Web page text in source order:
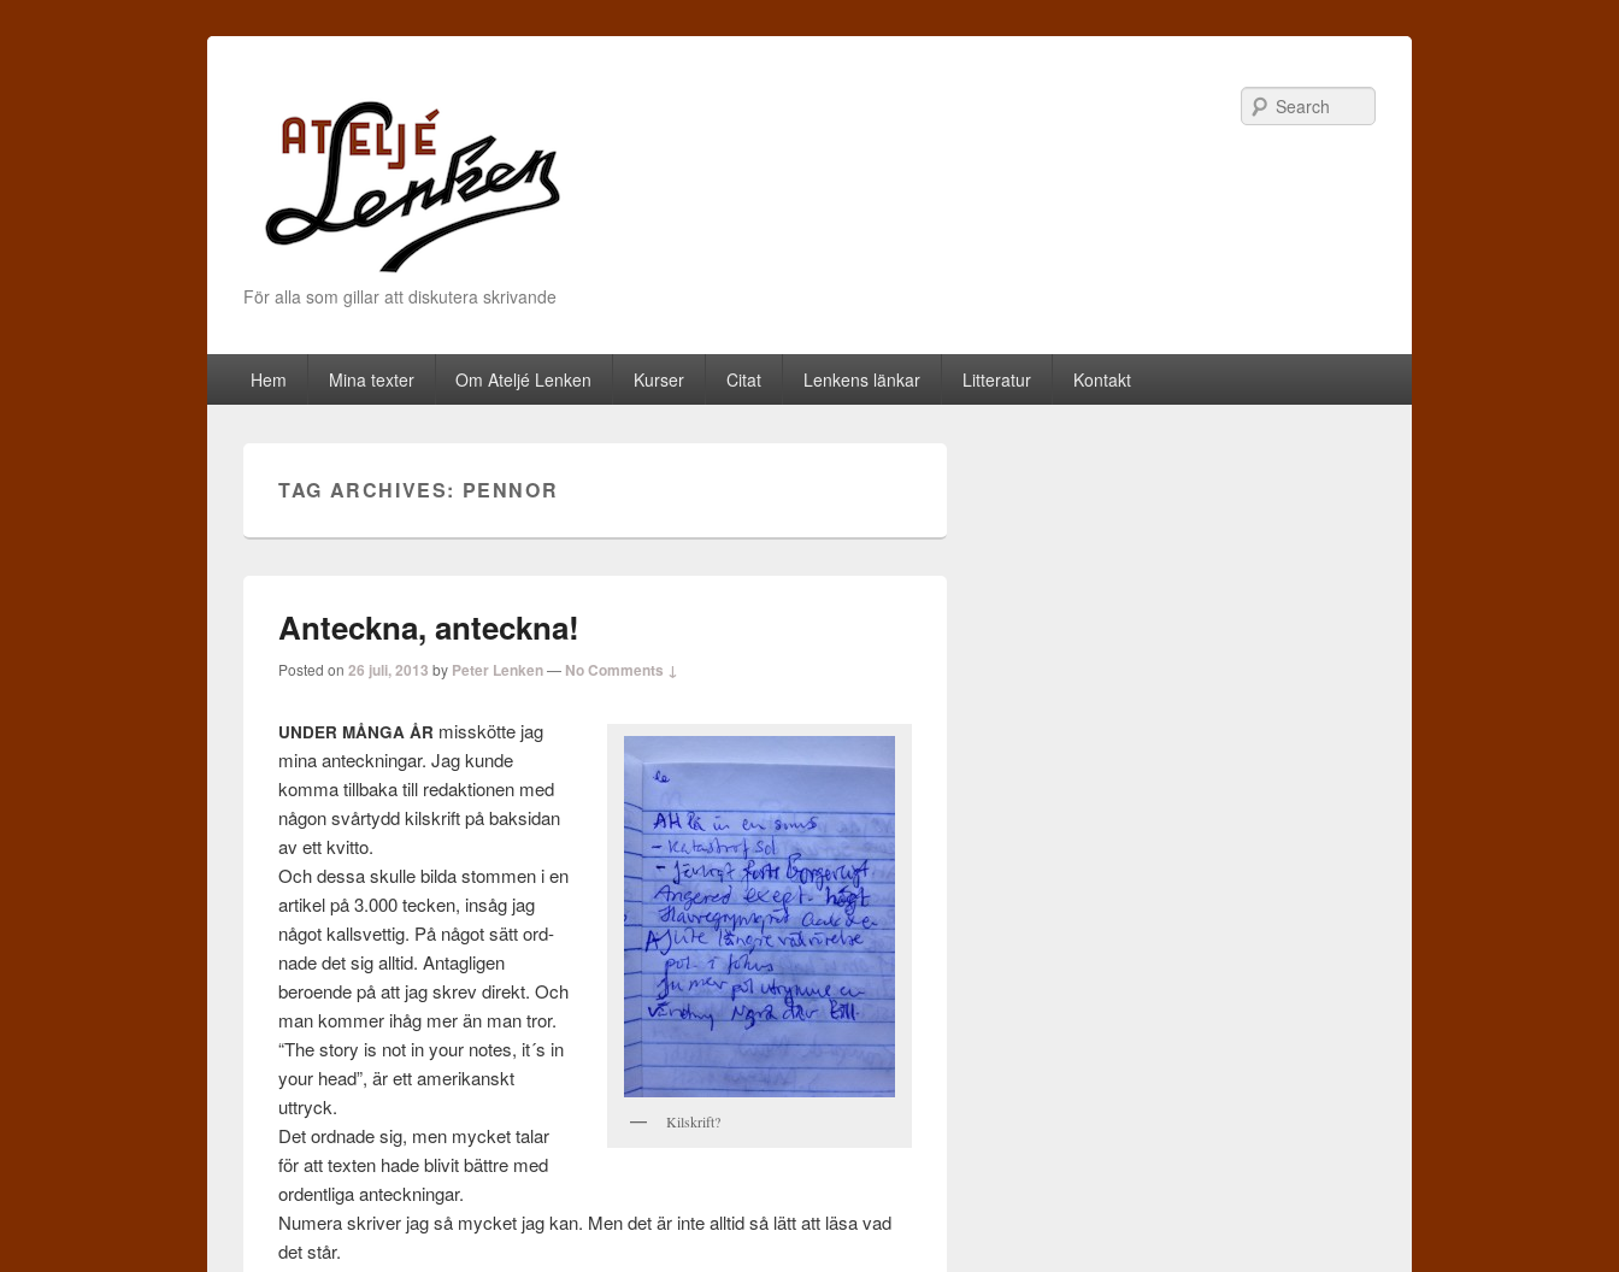
För alla som gillar att diskutera skrivande
Primary menu
Skip to primary content
Skip to secondary content
Hem Mina texter Om Ateljé Lenken Kurser Citat Lenkens länkar Litteratur Kontakt
TAG ARCHIVES: PENNOR
Anteckna, anteckna!
Posted on26 juli, 2013 by Peter Lenken— No Comments ↓
Kil­skrift?
UNDER MÅNGA ÅR mis­skötte jag
mina anteck­ningar. Jag kunde
komma till­baka till redak­tio­nen med
någon svår­tydd kil­skrift på bak­si­dan
av ett kvitto.
Och dessa skulle bilda stom­men i en
artikel på 3.000 tecken, insåg jag
något kallsvet­tig. På något sätt ord­
nade det sig alltid. Antagli­gen
beroende på att jag skrev direkt. Och
man kom­mer ihåg mer än man tror.
“The story is not in your notes, it´s in
your head”, är ett amerikan­skt
uttryck.
Det ord­nade sig, men mycket talar
för att tex­ten hade blivit bät­tre med
ordentliga anteck­ningar.
Numera skriver jag så mycket jag kan. Men det är inte alltid så lätt att läsa vad
det står.